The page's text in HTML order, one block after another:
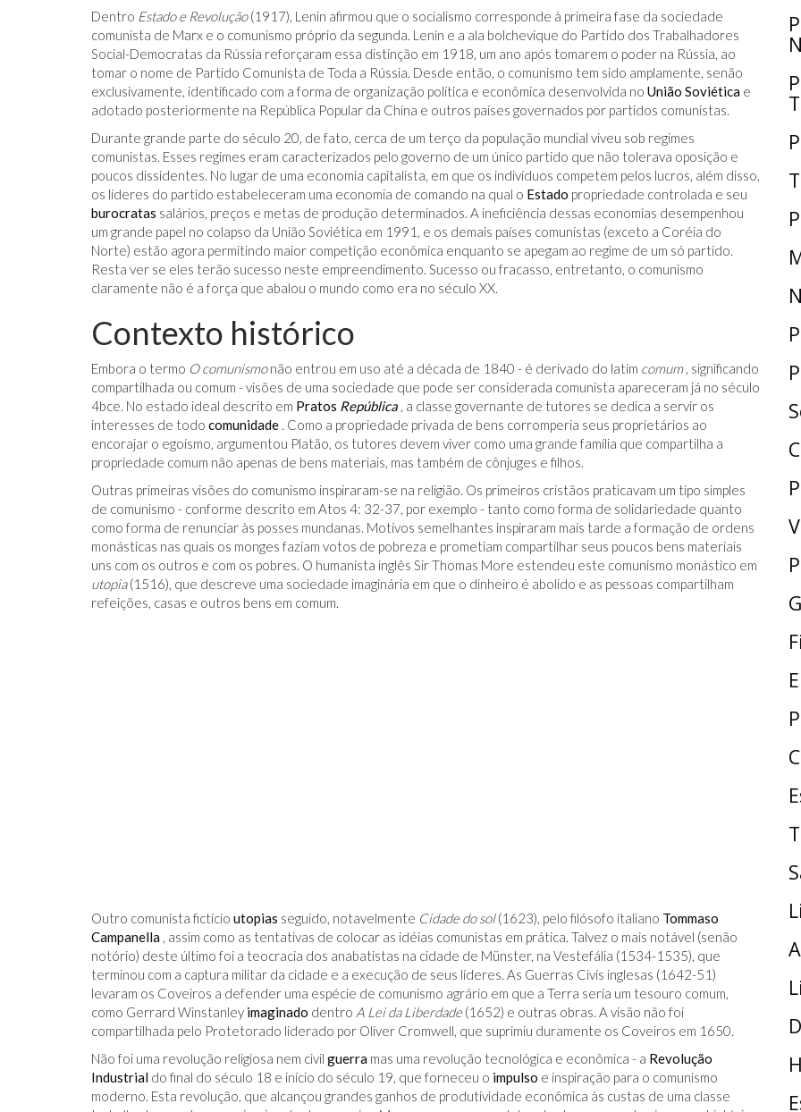
Dentro Estado e Revolução(1917), Lenin afirmou que o socialismo corresponde à primeira fase da sociedade
comunista de Marx e o comunismo próprio da segunda. Lenin e a ala bolchevique do Partido dos Trabalhadores
Social-Democratas da Rússia reforçaram essa distinção em 1918, um ano após tomarem o poder na Rússia, ao
tomar o nome de Partido Comunista de Toda a Rússia. Desde então, o comunismo tem sido amplamente, senão
exclusivamente, identificado com a forma de organização política e econômica desenvolvida no União Soviética e
adotado posteriormente na República Popular da China e outros países governados por partidos comunistas.
Durante grande parte do século 20, de fato, cerca de um terço da população mundial viveu sob regimes
comunistas. Esses regimes eram caracterizados pelo governo de um único partido que não tolerava oposição e
poucos dissidentes. No lugar de uma economia capitalista, em que os indivíduos competem pelos lucros, além disso,
os líderes do partido estabeleceram uma economia de comando na qual o Estado propriedade controlada e seu
burocratas salários, preços e metas de produção determinados. A ineficiência dessas economias desempenhou
um grande papel no colapso da União Soviética em 1991, e os demais países comunistas (exceto a Coréia do
Norte) estão agora permitindo maior competição econômica enquanto se apegam ao regime de um só partido.
Resta ver se eles terão sucesso neste empreendimento. Sucesso ou fracasso, entretanto, o comunismo
claramente não é a força que abalou o mundo como era no século XX.
Contexto histórico
Embora o termo O comunismonão entrou em uso até a década de 1840 - é derivado do latim comum, significando
compartilhada ou comum - visões de uma sociedade que pode ser considerada comunista apareceram já no século
4bce. No estado ideal descrito em Pratos República , a classe governante de tutores se dedica a servir os
interesses de todo comunidade . Como a propriedade privada de bens corromperia seus proprietários ao
encorajar o egoísmo, argumentou Platão, os tutores devem viver como uma grande família que compartilha a
propriedade comum não apenas de bens materiais, mas também de cônjuges e filhos.
Outras primeiras visões do comunismo inspiraram-se na religião. Os primeiros cristãos praticavam um tipo simples
de comunismo - conforme descrito em Atos 4: 32-37, por exemplo - tanto como forma de solidariedade quanto
como forma de renunciar às posses mundanas. Motivos semelhantes inspiraram mais tarde a formação de ordens
monásticas nas quais os monges faziam votos de pobreza e prometiam compartilhar seus poucos bens materiais
uns com os outros e com os pobres. O humanista inglês Sir Thomas More estendeu este comunismo monástico em
utopia(1516), que descreve uma sociedade imaginária em que o dinheiro é abolido e as pessoas compartilham
refeições, casas e outros bens em comum.
Outro comunista fictício utopias seguido, notavelmente Cidade do sol(1623), pelo filósofo italiano Tommaso
Campanella , assim como as tentativas de colocar as idéias comunistas em prática. Talvez o mais notável (senão
notório) deste último foi a teocracia dos anabatistas na cidade de Münster, na Vestefália (1534-1535), que
terminou com a captura militar da cidade e a execução de seus líderes. As Guerras Civis inglesas (1642-51)
levaram os Coveiros a defender uma espécie de comunismo agrário em que a Terra seria um tesouro comum,
como Gerrard Winstanley imaginado dentro A Lei da Liberdade(1652) e outras obras. A visão não foi
compartilhada pelo Protetorado liderado por Oliver Cromwell, que suprimiu duramente os Coveiros em 1650.
Não foi uma revolução religiosa nem civil guerra mas uma revolução tecnológica e econômica - a Revolução
Industrial do final do século 18 e início do século 19, que forneceu o impulso e inspiração para o comunismo
moderno. Esta revolução, que alcançou grandes ganhos de produtividade econômica às custas de uma classe